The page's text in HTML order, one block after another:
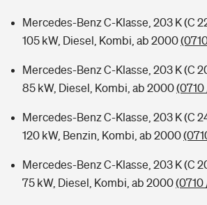
Mercedes-Benz C-Klasse, 203 K (C
105 kW, Diesel, Kombi, ab 2000
Mercedes-Benz C-Klasse, 203 K (C
85 kW, Diesel, Kombi, ab 2000(0710
Mercedes-Benz C-Klasse, 203 K (C
120 kW, Benzin, Kombi, ab 2000
Mercedes-Benz C-Klasse, 203 K (C
75 kW, Diesel, Kombi, ab 2000(0710